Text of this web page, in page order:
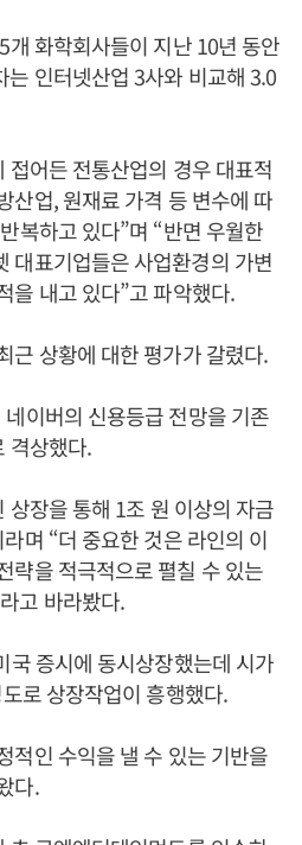
개 화학회사들이 지난 10년 동안
인터넷산업 3사와 비교해 3.0
접어든 전통산업의 경우 대표적
산업, 원재료 가격 등 변수에 따
복하고 있다”며 “반면 우월한
대표기업들은 사업환경의 가변
을 내고 있다”고 파악했다.
근 상황에 대한 평가가 갈렸다.
이버의 신용등급 전망을 기존
격상했다.
상장을 통해 1조 원 이상의 자금
며 “더 중요한 것은 라인의 이
략을 적극적으로 펼칠 수 있는
고 바라봤다.
국 증시에 동시상장했는데 시가
로 상장작업이 흥행했다.
적인 수익을 낼 수 있는 기반을
다.